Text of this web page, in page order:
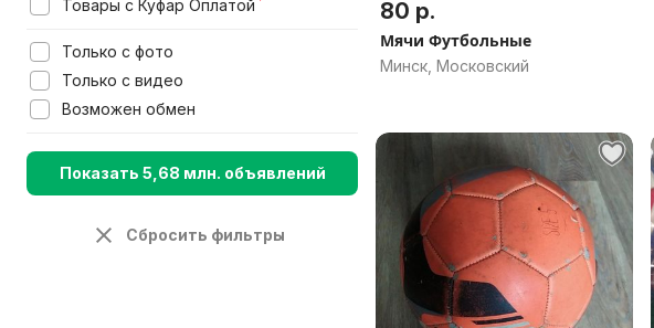
Товары с Куфар Оплатой
Только с фото
Только с видео
Возможен обмен
Показать 5,68 млн. объявлений
Сбросить фильтры
80 р.
Мячи Футбольные
Минск, Московский